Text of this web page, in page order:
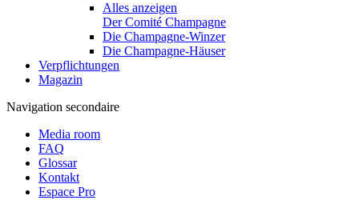
Alles anzeigen
Der Comité Champagne
Die Champagne-Winzer
Die Champagne-Häuser
Verpflichtungen
Magazin
Navigation secondaire
Media room
FAQ
Glossar
Kontakt
Espace Pro